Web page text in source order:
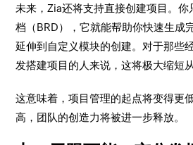
未来，Zia还将支持直接创建项目。你
档（BRD），它就能帮助你快速生成
延伸到自定义模块的创建。对于那些
发搭建项目的人来说，这将极大缩短
这意味着，项目管理的起点将变得更
高，团队的创造力将被进一步释放。